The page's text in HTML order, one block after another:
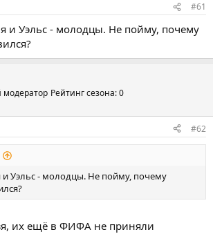
#61
и Уэльс - молодцы. Не пойму, почему
модератор Рейтинг сезона: 0
#62
Уэльс - молодцы. Не пойму, почему
их ещё в ФИФА не приняли